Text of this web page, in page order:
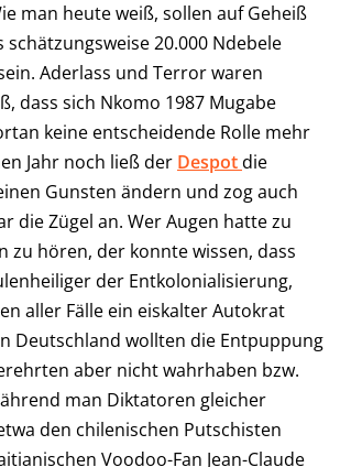
man heute weiß, sollen auf Geheiß
schätzungsweise 20.000 Ndebele
Aderlass und Terror waren
dass sich Nkomo 1987 Mugabe
keine entscheidende Rolle mehr
Jahr noch ließ der Despotdie
Gunsten ändern und zog auch
die Zügel an. Wer Augen hatte zu
zu hören, der konnte wissen, dass
der Entkolonialisierung,
aller Fälle ein eiskalter Autokrat
Deutschland wollten die Entpuppung
aber nicht wahrhaben bzw.
man Diktatoren gleicher
den chilenischen Putschisten
Voodoo-Fan Jean-Claude